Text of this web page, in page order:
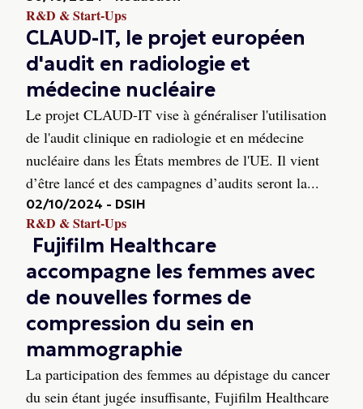
R&D & Start-Ups
CLAUD-IT, le projet européen
d'audit en radiologie et
médecine nucléaire
Le projet CLAUD-IT vise à généraliser l'utilisation
de l'audit clinique en radiologie et en médecine
nucléaire dans les États membres de l'UE. Il vient
d’être lancé et des campagnes d’audits seront la...
02/10/2024 - DSIH
R&D & Start-Ups
Fujifilm Healthcare
accompagne les femmes avec
de nouvelles formes de
compression du sein en
mammographie
La participation des femmes au dépistage du cancer
du sein étant jugée insuffisante, Fujifilm Healthcare